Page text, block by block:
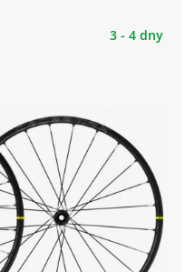
3 - 4 dny